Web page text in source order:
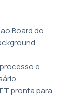
Board do
e
pronta para